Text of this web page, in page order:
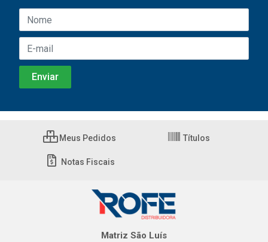
Meus Pedidos Títulos
Notas Fiscais
Matriz São Luís